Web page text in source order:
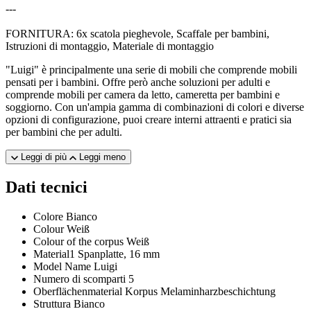
---
FORNITURA: 6x scatola pieghevole, Scaffale per bambini,
Istruzioni di montaggio, Materiale di montaggio
"Luigi" è principalmente una serie di mobili che comprende mobili
pensati per i bambini. Offre però anche soluzioni per adulti e
comprende mobili per camera da letto, cameretta per bambini e
soggiorno. Con un'ampia gamma di combinazioni di colori e diverse
opzioni di configurazione, puoi creare interni attraenti e pratici sia
per bambini che per adulti.
Leggi di più Leggi meno
Dati tecnici
Colore Bianco
Colour Weiß
Colour of the corpus Weiß
Material1 Spanplatte, 16 mm
Model Name Luigi
Numero di scomparti 5
Oberflächenmaterial Korpus Melaminharzbeschichtung
Struttura Bianco